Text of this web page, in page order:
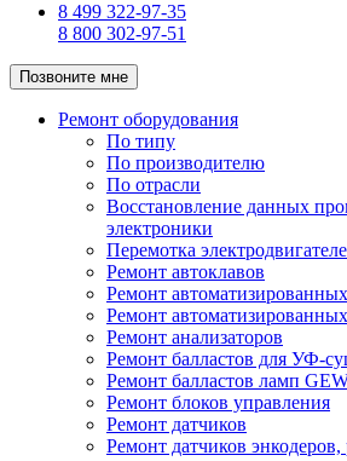
8 499 322-97-35
8 800 302-97-51
Позвоните мне
Ремонт оборудования
По типу
По производителю
По отрасли
Восстановление данных
электроники
Перемотка
Ремонт автоклавов
Ремонт
Ремонт
Ремонт анализаторов
Ремонт балластов для УФ-
Ремонт балластов ламп
Ремонт блоков управления
Ремонт датчиков
Ремонт датчиков энкодеров,